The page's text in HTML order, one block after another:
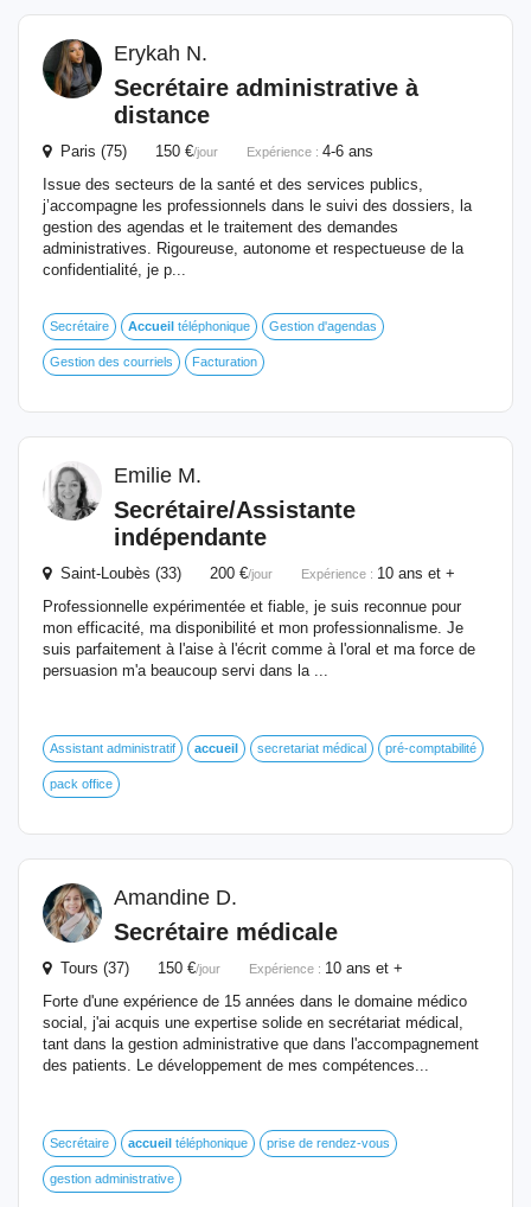
Erykah N.
Secrétaire administrative à
distance
Paris (75) 150 €/jour Expérience : 4-6 ans
Issue des secteurs de la santé et des services publics,
j’accompagne les professionnels dans le suivi des dossiers, la
gestion des agendas et le traitement des demandes
administratives. Rigoureuse, autonome et respectueuse de la
confidentialité, je p...
Secrétaire Accueil téléphonique Gestion d'agendas
Gestion des courriels Facturation
Emilie M.
Secrétaire/Assistante
indépendante
Saint-Loubès (33) 200 €/jour Expérience : 10 ans et +
Professionnelle expérimentée et fiable, je suis reconnue pour
mon efficacité, ma disponibilité et mon professionnalisme. Je
suis parfaitement à l'aise à l'écrit comme à l'oral et ma force de
persuasion m'a beaucoup servi dans la ...
Assistant administratif accueil secretariat médical pré-comptabilité
pack office
Amandine D.
Secrétaire médicale
Tours (37) 150 €/jour Expérience : 10 ans et +
Forte d'une expérience de 15 années dans le domaine médico
social, j'ai acquis une expertise solide en secrétariat médical,
tant dans la gestion administrative que dans l'accompagnement
des patients. Le développement de mes compétences...
Secrétaire accueil téléphonique prise de rendez-vous
gestion administrative